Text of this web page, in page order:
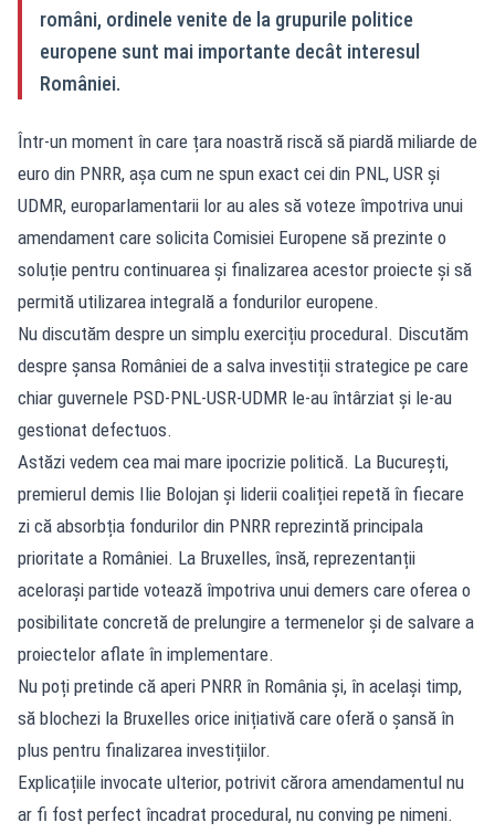
români, ordinele venite de la grupurile politice
europene sunt mai importante decât interesul
României.
Într-un moment în care țara noastră riscă să piardă miliarde de
euro din PNRR, așa cum ne spun exact cei din PNL, USR și
UDMR, europarlamentarii lor au ales să voteze împotriva unui
amendament care solicita Comisiei Europene să prezinte o
soluție pentru continuarea și finalizarea acestor proiecte și să
permită utilizarea integrală a fondurilor europene.
Nu discutăm despre un simplu exercițiu procedural. Discutăm
despre șansa României de a salva investiții strategice pe care
chiar guvernele PSD-PNL-USR-UDMR le-au întârziat și le-au
gestionat defectuos.
Astăzi vedem cea mai mare ipocrizie politică. La București,
premierul demis Ilie Bolojan și liderii coaliției repetă în fiecare
zi că absorbția fondurilor din PNRR reprezintă principala
prioritate a României. La Bruxelles, însă, reprezentanții
acelorași partide votează împotriva unui demers care oferea o
posibilitate concretă de prelungire a termenelor și de salvare a
proiectelor aflate în implementare.
Nu poți pretinde că aperi PNRR în România și, în același timp,
să blochezi la Bruxelles orice inițiativă care oferă o șansă în
plus pentru finalizarea investițiilor.
Explicațiile invocate ulterior, potrivit cărora amendamentul nu
ar fi fost perfect încadrat procedural, nu conving pe nimeni.